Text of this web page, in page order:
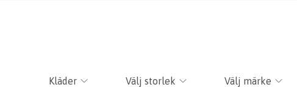
Kläder Välj storlek Välj märke